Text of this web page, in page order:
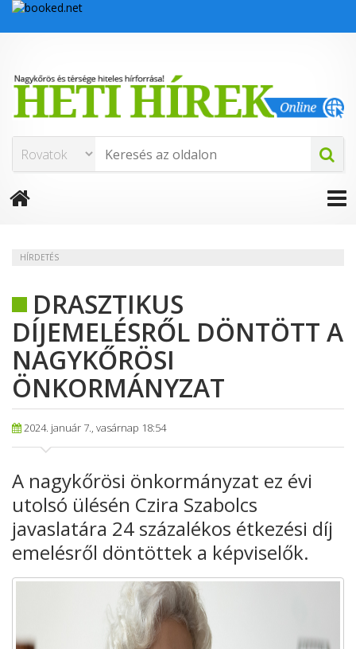
HÍRDETÉS
DRASZTIKUS
DÍJEMELÉSRŐL DÖNTÖTT A
NAGYKŐRÖSI
ÖNKORMÁNYZAT
2024. január 7., vasárnap 18:54
A nagykőrösi önkormányzat ez évi
utolsó ülésén Czira Szabolcs
javaslatára 24 százalékos étkezési díj
emelésről döntöttek a képviselők.